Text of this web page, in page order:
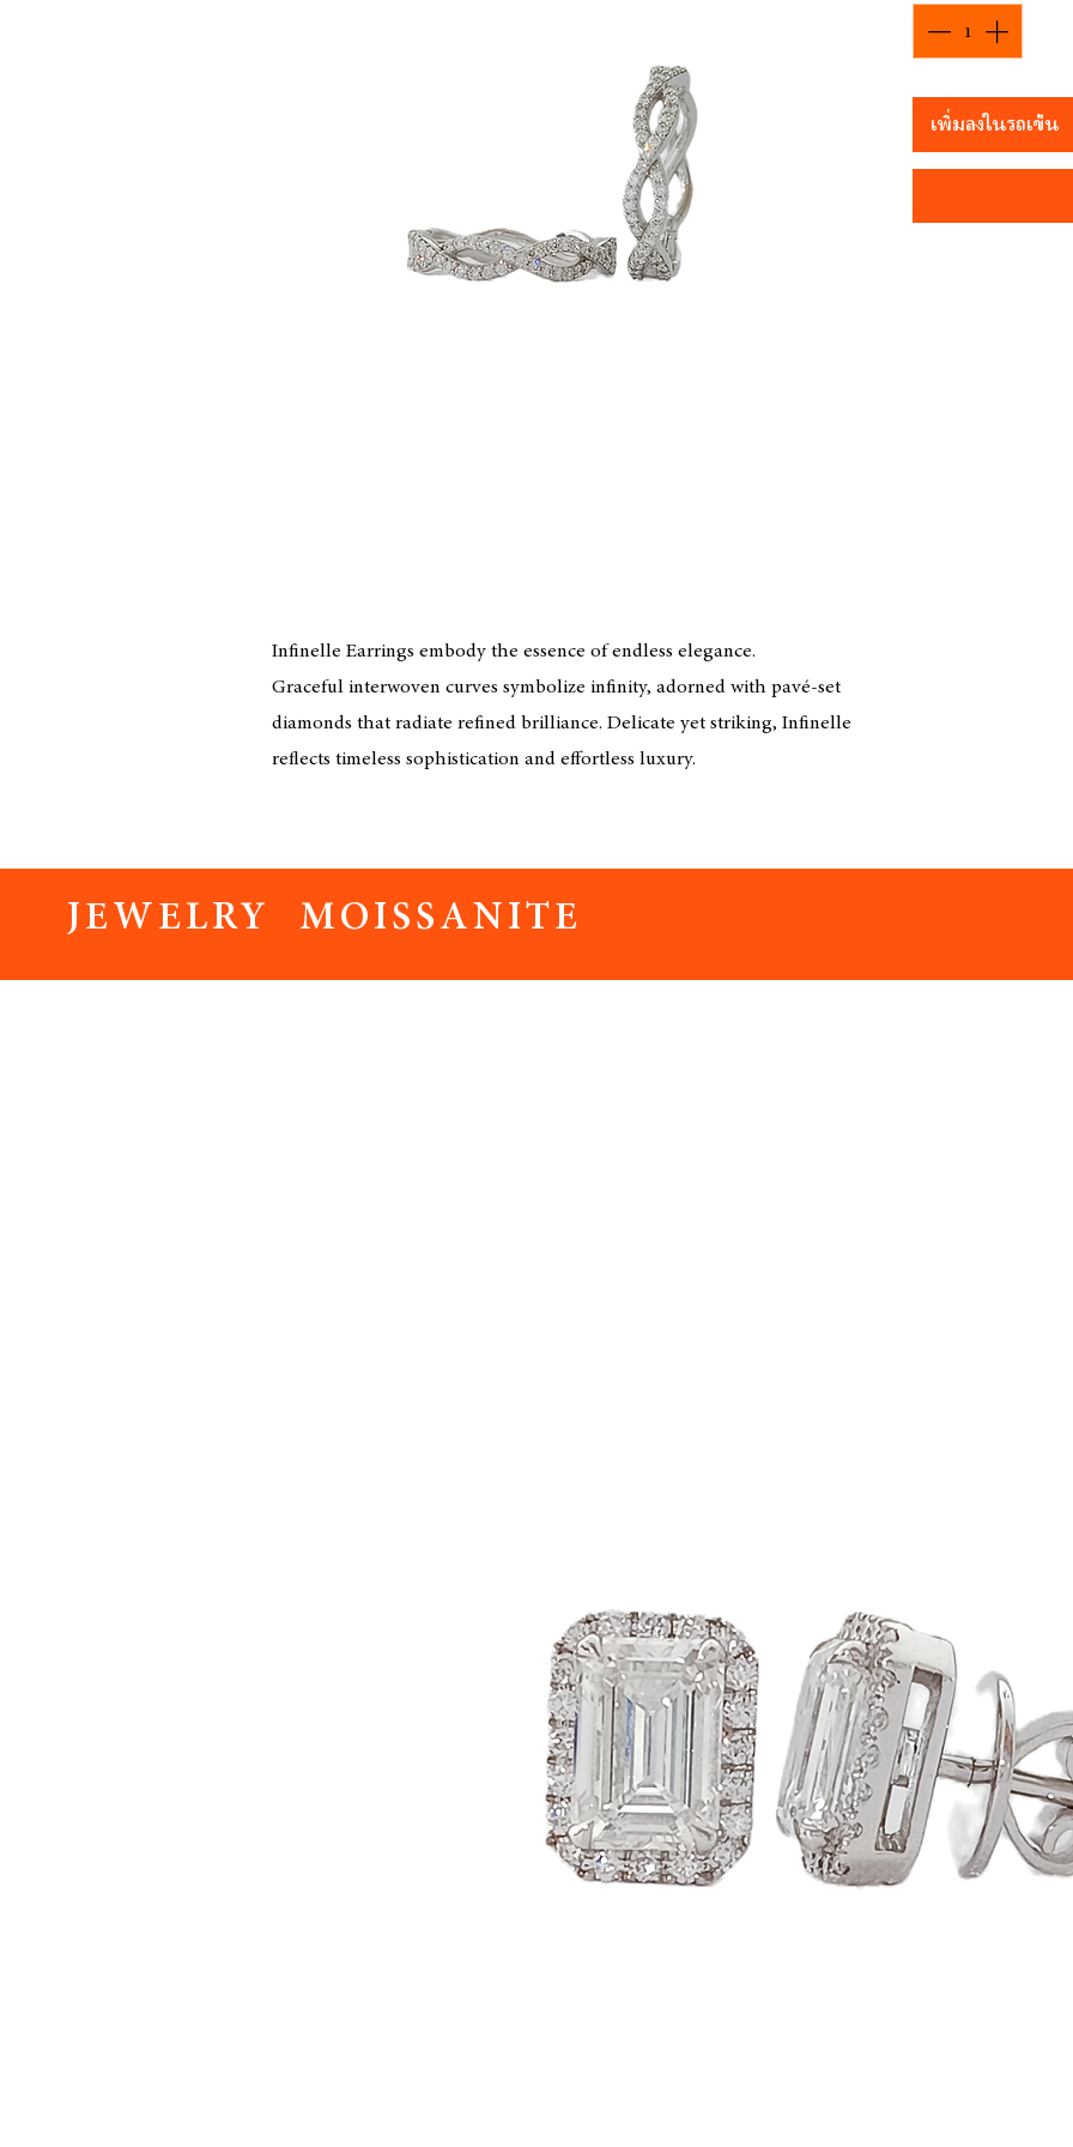
Infinelle Earrings embody the essence of endless elegance.
Graceful interwoven curves symbolize infinity, adorned with pavé-set
diamonds that radiate refined brilliance. Delicate yet striking, Infinelle
reflects timeless sophistication and effortless luxury.
เพิ่มลงในรถเข็น
JEWELRY MOISSANITE